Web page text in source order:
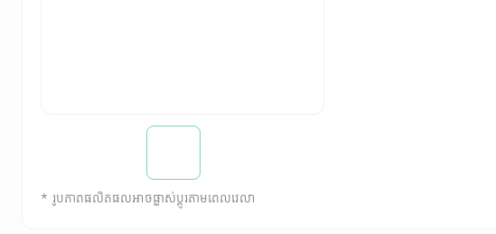
* រូបភាពផលិតផលអាចផ្លាស់ប្តូរតាមពេលវេលា